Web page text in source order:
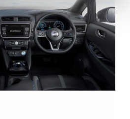
sociais, bem como para
no nosso website.
informação, relativa à sua
de publicidade e de análise, com
na UE e em países terceiros.
transferências internacionais de